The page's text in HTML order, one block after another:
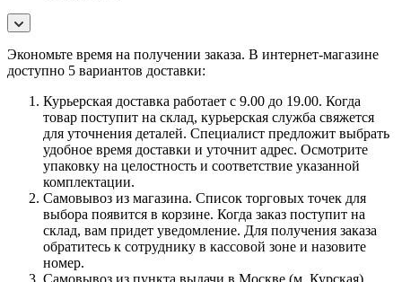
Экономьте время на получении заказа. В интернет-магазине
доступно 5 вариантов доставки:
Курьерская доставка работает с 9.00 до 19.00. Когда
товар поступит на склад, курьерская служба свяжется
для уточнения деталей. Специалист предложит выбрать
удобное время доставки и уточнит адрес. Осмотрите
упаковку на целостность и соответствие указанной
комплектации.
Самовывоз из магазина. Список торговых точек для
выбора появится в корзине. Когда заказ поступит на
склад, вам придет уведомление. Для получения заказа
обратитесь к сотруднику в кассовой зоне и назовите
номер.